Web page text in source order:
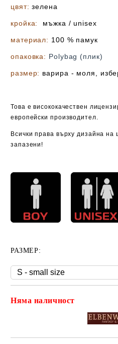
цвят:зелена
кройка: мъжка / unisex
материал: 100 % памук
опаковка: Polybag (плик)
размер: варира - моля,
Това е висококачествен
европейски производител.
Всички права върху дизайна на
запазени!
РАЗМЕР:
Няма наличност